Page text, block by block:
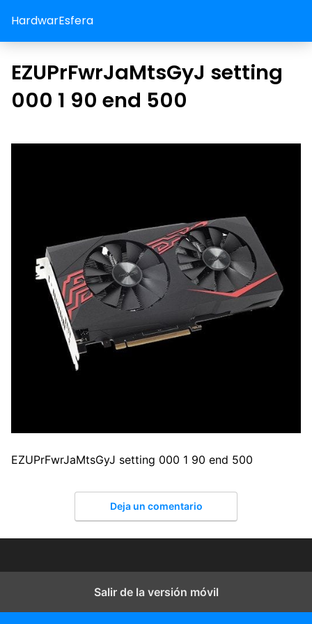
HardwarEsfera
EZUPrFwrJaMtsGyJ setting
000 1 90 end 500
EZUPrFwrJaMtsGyJ setting 000 1 90 end 500
Deja un comentario
Salir de la versión móvil